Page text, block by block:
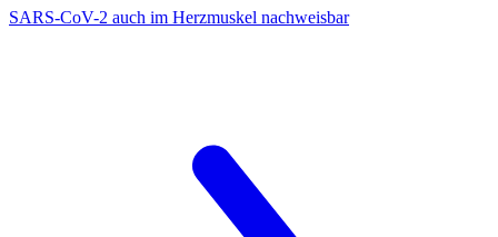
SARS-CoV-2 auch im Herzmuskel nachweisbar